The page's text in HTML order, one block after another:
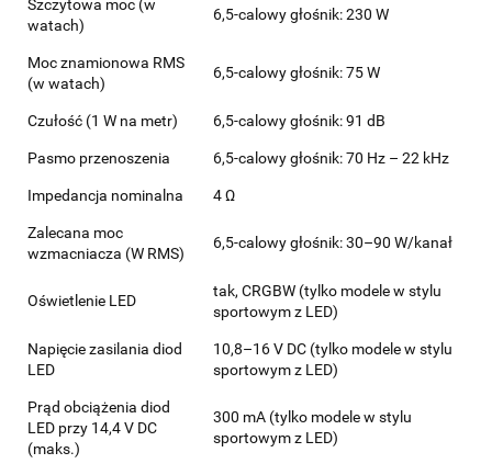
Szczytowa moc (w
watach)
6,5-calowy głośnik: 230 W
Moc znamionowa RMS
(w watach)
6,5-calowy głośnik: 75 W
Czułość (1 W na metr) 6,5-calowy głośnik: 91 dB
Pasmo przenoszenia 6,5-calowy głośnik: 70 Hz – 22 kHz
Impedancja nominalna 4 Ω
Zalecana moc
wzmacniacza (W RMS)
6,5-calowy głośnik: 30–90 W/kanał
Oświetlenie LED
tak, CRGBW (tylko modele w stylu
sportowym z LED)
Napięcie zasilania diod
LED
10,8–16 V DC (tylko modele w stylu
sportowym z LED)
Prąd obciążenia diod
LED przy 14,4 V DC
(maks.)
300 mA (tylko modele w stylu
sportowym z LED)